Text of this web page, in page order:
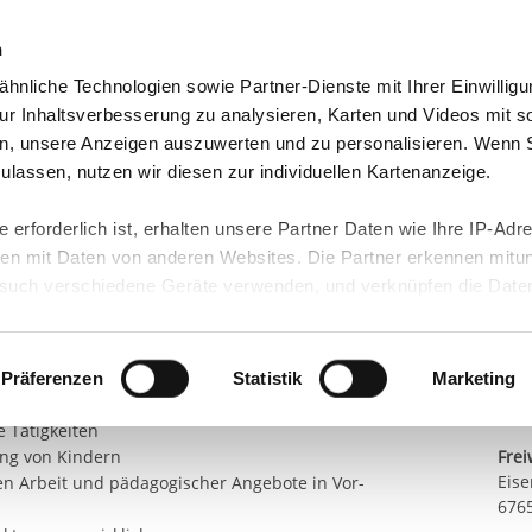
Technologien sowie Partner-Dienste mit Ihrer
Inhaltsverbesserung zu analysieren, Karten und Videos mit
unsere Anzeigen auszuwerten und zu personalisieren. Wenn
nutzen wir diesen zur individuellen Kartenanzeige.
erforderlich ist, erhalten unsere Partner Daten wie Ihre IP-
mit Daten von anderen Websites. Die Partner erkennen
verschiedene Geräte verwenden, und verknüpfen die Daten
ist kein der EU gleichwertiges Datenschutzniveau
Daten führen kann.
unserenDatenschutzhinweisenund in unsererCookie-
Funktionen für diese Zwecke aktiviert sind, müssen Sie
mittels nachfolgender Buttons über Ihre Einwilligung für
erteilte Einwilligung stets für die Zukunft widerrufen. Bitte
Präferenzen Statistik Marketing
Freiwilligendienst Ausland In
Gonbach
"Elfetrippelsche"
der Kinder (beim Mittagsschlaf, beim
Ausflügen
Tätigkeiten
von Kindern
Arbeit und pädagogischer Angebote in Vor-
E-